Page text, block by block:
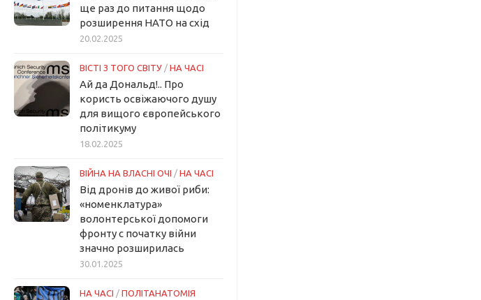
ще раз до питання щодо
розширення НАТО на схід
20.02.2025
ВІСТІ З ТОГО СВІТУ / НА ЧАСІ
Ай да Дональд!.. Про
користь освіжаючого душу
для вищого європейського
політикуму
18.02.2025
ВІЙНА НА ВЛАСНІ ОЧІ / НА ЧАСІ
Від дронів до живої риби:
«номенклатура»
волонтерської допомоги
фронту с початку війни
значно розширилась
30.01.2025
НА ЧАСІ / ПОЛІТАНАТОМІЯ